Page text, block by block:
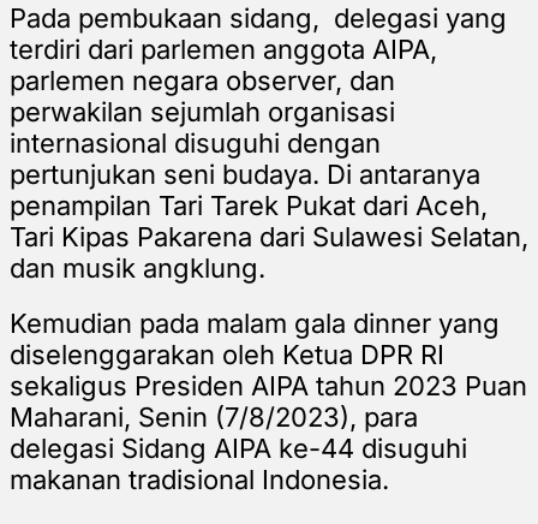
Pada pembukaan sidang, delegasi yang
terdiri dari parlemen anggota AIPA,
parlemen negara observer, dan
perwakilan sejumlah organisasi
internasional disuguhi dengan
pertunjukan seni budaya. Di antaranya
penampilan Tari Tarek Pukat dari Aceh,
Tari Kipas Pakarena dari Sulawesi Selatan,
dan musik angklung.
Kemudian pada malam gala dinner yang
diselenggarakan oleh Ketua DPR RI
sekaligus Presiden AIPA tahun 2023 Puan
Maharani, Senin (7/8/2023), para
delegasi Sidang AIPA ke-44 disuguhi
makanan tradisional Indonesia.